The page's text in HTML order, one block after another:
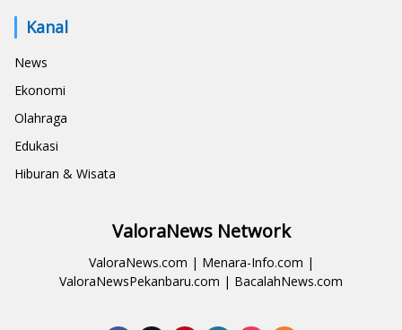
Kanal
News
Ekonomi
Olahraga
Edukasi
Hiburan & Wisata
ValoraNews Network
ValoraNews.com | Menara-Info.com |
ValoraNewsPekanbaru.com | BacalahNews.com